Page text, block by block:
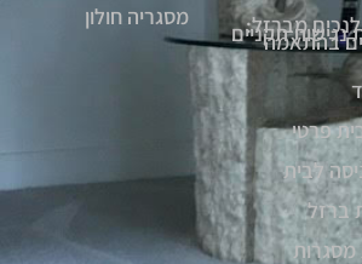
מברזל:
נגישות תקניים
בהתאמה
פרטי
לבית
ברזל
מסגרות
מסגריה חולון